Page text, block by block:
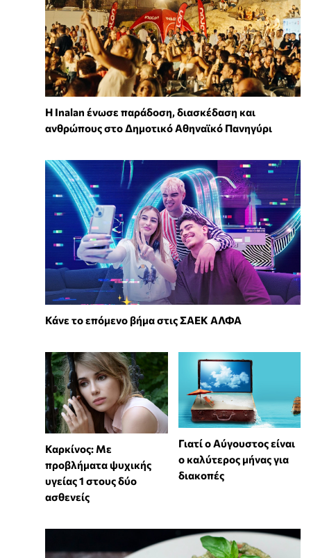
Η Inalan ένωσε παράδοση, διασκέδαση και
ανθρώπους στο Δημοτικό Αθηναϊκό Πανηγύρι
Κάνε το επόμενο βήμα στις ΣΑΕΚ ΑΛΦΑ
Καρκίνος: Με
προβλήματα ψυχικής
υγείας 1 στους δύο
ασθενείς
Γιατί ο Αύγουστος είναι
ο καλύτερος μήνας για
διακοπές